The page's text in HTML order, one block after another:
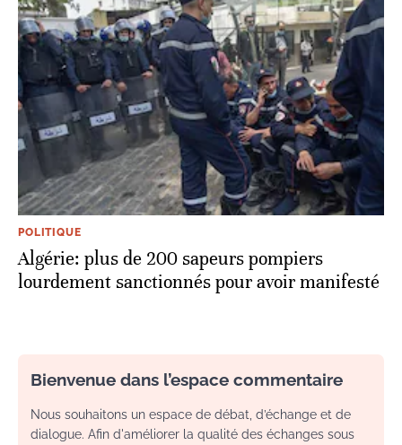
POLITIQUE
Algérie: plus de 200 sapeurs pompiers
lourdement sanctionnés pour avoir manifesté
Bienvenue dans l’espace commentaire
Nous souhaitons un espace de débat, d’échange et de
dialogue. Afin d'améliorer la qualité des échanges sous